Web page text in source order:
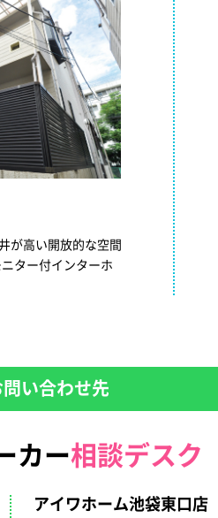
が高い開放的な空間
ター付インターホ
い合わせ先
カー相談デスク
アイワホーム池袋東口店